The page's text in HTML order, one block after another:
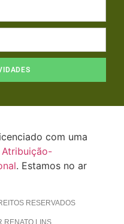
com uma
. Estamos no ar
RESERVADOS
RENATO LINS